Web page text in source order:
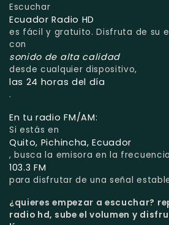
Escuchar
Ecuador Radio HD
es fácil y gratuito. Disfruta de su
con
sonido de alta calidad
desde cualquier dispositivo,
las 24 horas del día
.
En tu radio FM/AM:
Si estás en
Quito, Pichincha, Ecuador
, busca la emisora en la frecuencia
103.3 FM
para disfrutar de una señal
¿quieres empezar a escuchar?
radio hd, sube el volumen y